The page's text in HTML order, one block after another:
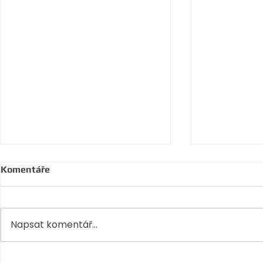
Komentáře
Napsat komentář...